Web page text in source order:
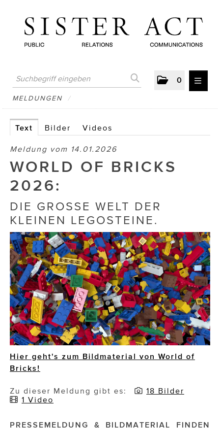
0
MELDUNGEN
AUSTRIAN PRESS DAY
ATELIER FĒ.
CUBE
Die Dudlerei
Dominic Marcus Singer
Dominique Scharax – Move Mind Breath
Dr. Albert Fuchs
Élan Flow
Foodsavers
FREIHERZ
FR!TZ EYEWEAR
GHOST BASTARD
MELDUNGEN /
Text Bilder Videos
Meldung vom 14.01.2026
WORLD OF BRICKS
2026:
DIE GROSSE WELT DER
KLEINEN LEGOSTEINE.
Hier geht's zum Bildmaterial von World of
Bricks!
Zu dieser Meldung gibt es:
18 Bilder
1 Video
PRESSEMELDUNG & BILDMATERIAL FINDEN